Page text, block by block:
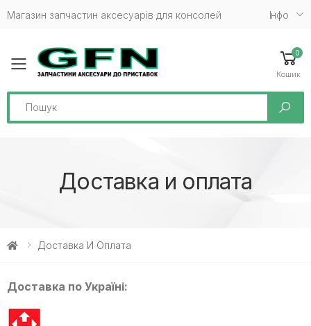
Магазин запчастин аксесуарів для консолей Iнфо
Toggle mobile menu
0
Кошик
Search
Доставка и оплата
Доставка И Оплата
Доставка по Україні: